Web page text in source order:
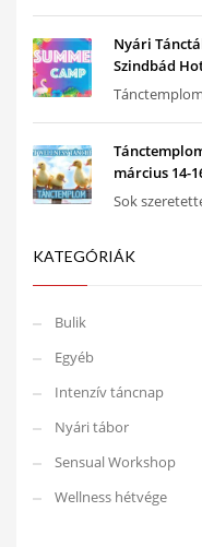
Nyári
Szindbád
március 14-
Sok
KATEGÓRIÁK
Bulik
Egyéb
Intenzív táncnap
Nyári tábor
Sensual Workshop
Wellness hétvége